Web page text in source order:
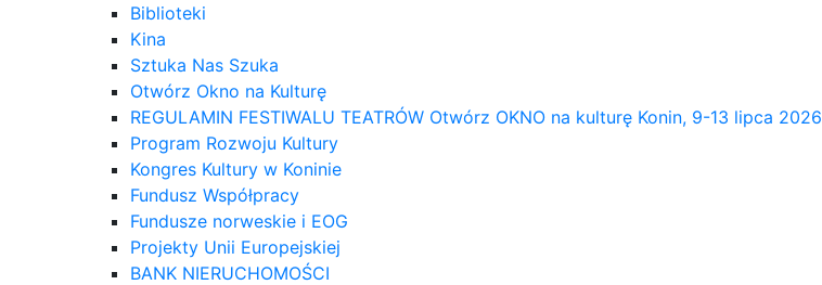
Biblioteki
Kina
Sztuka Nas Szuka
Otwórz Okno na Kulturę
REGULAMIN FESTIWALU TEATRÓW Otwórz OKNO na kulturę Konin, 9-13 lipca 2026
Program Rozwoju Kultury
Kongres Kultury w Koninie
Fundusz Współpracy
Fundusze norweskie i EOG
Projekty Unii Europejskiej
BANK NIERUCHOMOŚCI